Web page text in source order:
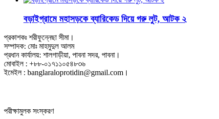
বড়াইগ্রামে মহাসড়কে ব্যারিকেড দিয়ে গরু লুট, আটক ২
প্রকাশকঃ শরীফুন্নেছা সীমা।
সম্পাদক: মোঃ মাহমুদুল আলম
প্রধান কার্যালয়: শালগাড়ীয়া, পাবনা সদর, পাবনা।
মোবাইল : +৮৮-০১৭১১০৫৪৮৩৬
ইমেইল : banglaraloprotidin@gmail.com।
পরীক্ষামুলক সংস্করণ